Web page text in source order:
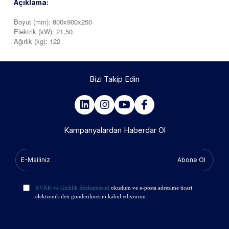
Açıklama:
Boyut (mm): 800x900x250
Elektrik (kW): 21,50
Ağırlık (kg): 122
Bizi Takip Edin
Kampanyalardan Haberdar Ol
Abone Ol
KVKK ve Gizlilik Sözleşmesini okudum ve e-posta adresime ticari
elektronik ileti gönderilmesini kabul ediyorum.